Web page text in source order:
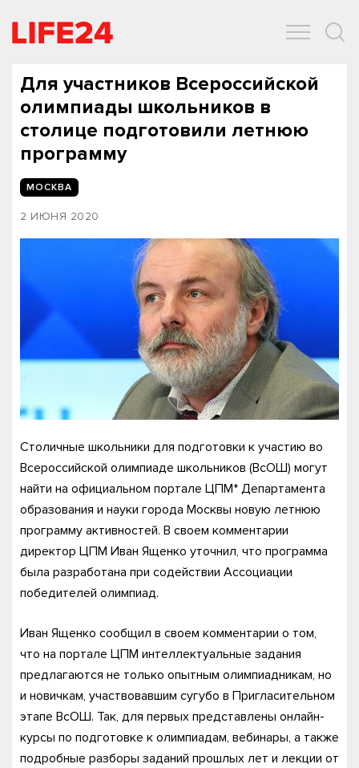
Для участников Всероссийской
олимпиады школьников в
столице подготовили летнюю
программу
МОСКВА
2 ИЮНЯ 2020
Столичные школьники для подготовки к участию во
Всероссийской олимпиаде школьников (ВсОШ) могут
найти на официальном портале ЦПМ* Департамента
образования и науки города Москвы новую летнюю
программу активностей. В своем комментарии
директор ЦПМ Иван Ященко уточнил, что программа
была разработана при содействии Ассоциации
победителей олимпиад.
Иван Ященко сообщил в своем комментарии о том,
что на портале ЦПМ интеллектуальные задания
предлагаются не только опытным олимпиадникам, но
и новичкам, участвовавшим сугубо в Пригласительном
этапе ВсОШ. Так, для первых представлены онлайн-
курсы по подготовке к олимпиадам, вебинары, а также
подробные разборы заданий прошлых лет и лекции от